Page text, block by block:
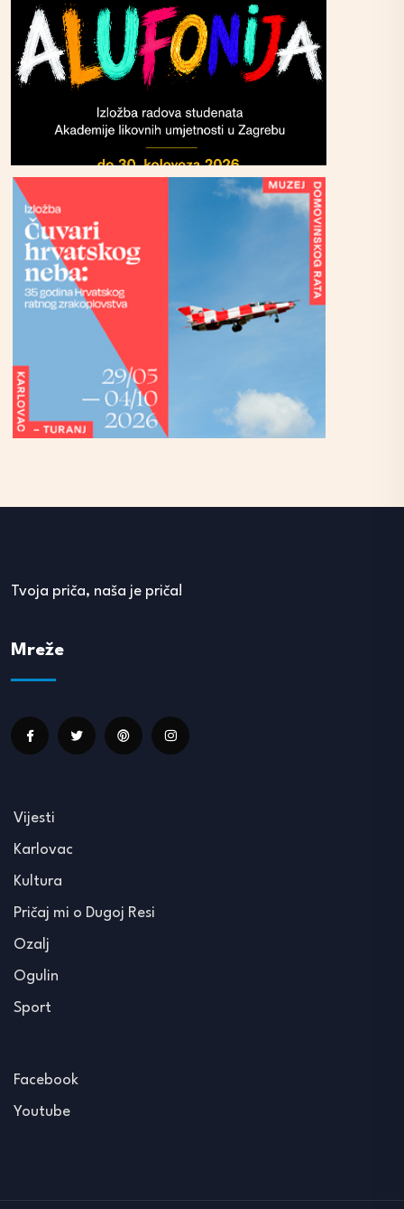
Tvoja priča, naša je priča!
Mreže
Vijesti
Karlovac
Kultura
Pričaj mi o Dugoj Resi
Ozalj
Ogulin
Sport
Facebook
Youtube